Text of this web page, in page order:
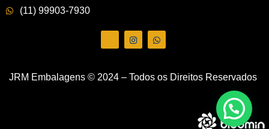
(11) 99903-7930
JRM Embalagens © 2024 – Todos os Direitos Reservados